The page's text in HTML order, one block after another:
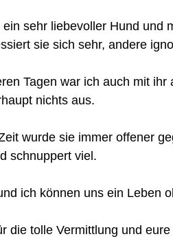
sehr liebevoller Hund und
sie sich sehr, andere
Tagen war ich auch mit
nichts aus.
wurde sie immer offener
schnuppert viel.
ich können uns ein Leben
die tolle Vermittlung und